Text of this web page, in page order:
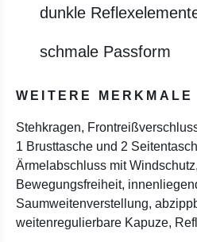
dunkle
schmale Passform
WEITERE MERKMALE
Stehkragen,
1 Brusttasche und 2
Ärmelabschluss mit
Bewegungsfreiheit,
Saumweitenverstellung,
weitenregulierbare Kapuze,